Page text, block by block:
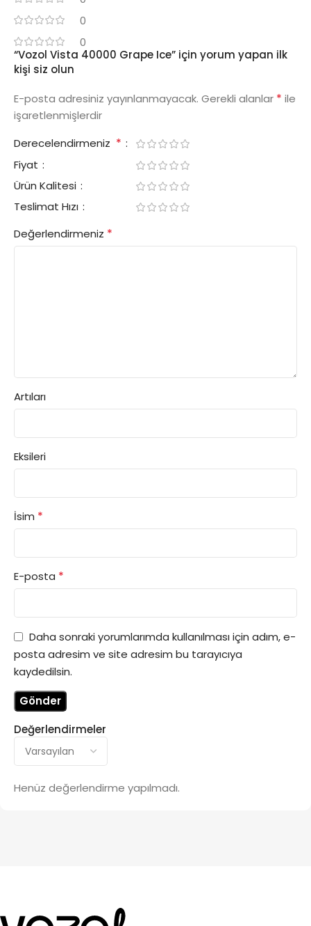
0
0
Değerlendirmeler
Henüz değerlendirme yapılmadı.
“Vozol Vista 40000 Grape Ice” için yorum yapan ilk
kişi siz olun
E-posta adresiniz yayınlanmayacak. Gerekli alanlar * ile
işaretlenmişlerdir
Derecelendirmeniz *
Fiyat
Ürün Kalitesi
Teslimat Hızı
Değerlendirmeniz *
Artıları
Eksileri
İsim *
E-posta *
Daha sonraki yorumlarımda kullanılması için adım, e-
posta adresim ve site adresim bu tarayıcıya
kaydedilsin.